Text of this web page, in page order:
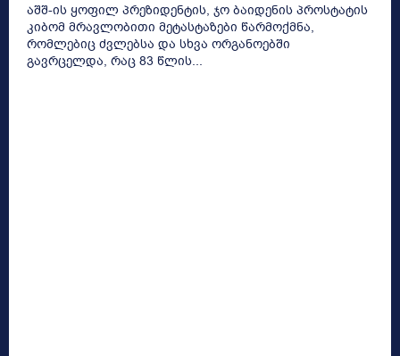
აშშ-ის ყოფილ პრეზიდენტის, ჯო ბაიდენის პროსტატის
კიბომ მრავლობითი მეტასტაზები წარმოქმნა,
რომლებიც ძვლებსა და სხვა ორგანოებში
გავრცელდა, რაც 83 წლის...